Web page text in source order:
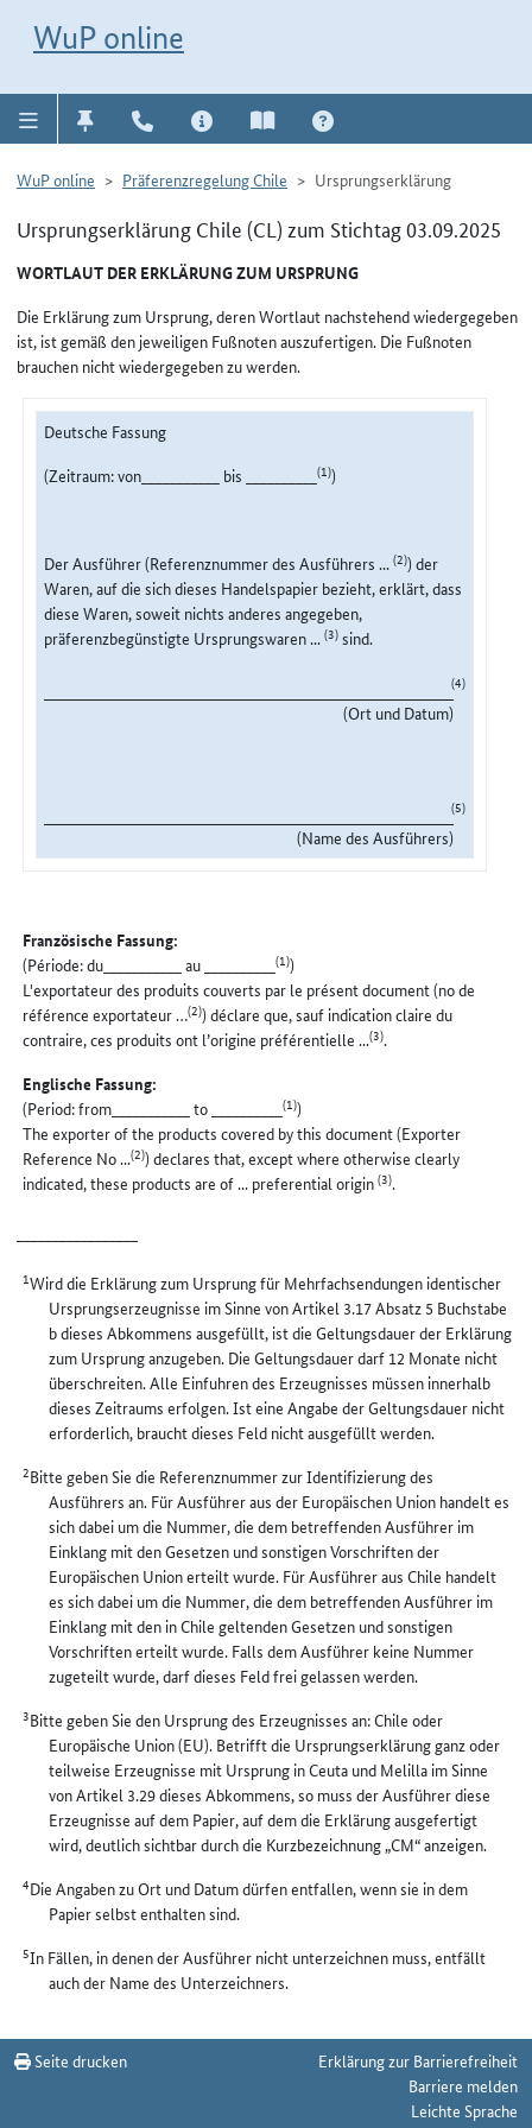
WuP online
WuP online Präferenzregelung Chile Ursprungserklärung
Ursprungserklärung Chile (CL) zum Stichtag 03.09.2025
WORTLAUT DER ERKLÄRUNG ZUM URSPRUNG
Die Erklärung zum Ursprung, deren Wortlaut nachstehend wiedergegeben
ist, ist gemäß den jeweiligen Fußnoten auszufertigen. Die Fußnoten
brauchen nicht wiedergegeben zu werden.
Deutsche Fassung
(Zeitraum: von___________ bis __________ (1))
Der Ausführer (Referenznummer des Ausführers ...(2)) der
Waren, auf die sich dieses Handelspapier bezieht, erklärt, dass
diese Waren, soweit nichts anderes angegeben,
präferenzbegünstigte Ursprungswaren ...(3)sind.
(4)
(Ort und Datum)
(5)
(Name des Ausführers)
Französische Fassung:
(Période: du___________ au __________ (1))
L'exportateur des produits couverts par le présent document (no de
référence exportateur …(2)) déclare que, sauf indication claire du
contraire, ces produits ont l’origine préférentielle ...(3).
Englische Fassung:
(Period: from___________ to __________ (1))
The exporter of the products covered by this document (Exporter
Reference No ...(2)) declares that, except where otherwise clearly
indicated, these products are of ... preferential origin(3).
1Wird die Erklärung zum Ursprung für Mehrfachsendungen identischer
Ursprungserzeugnisse im Sinne von Artikel 3.17 Absatz 5 Buchstabe
b dieses Abkommens ausgefüllt, ist die Geltungsdauer der Erklärung
zum Ursprung anzugeben. Die Geltungsdauer darf 12 Monate nicht
überschreiten. Alle Einfuhren des Erzeugnisses müssen innerhalb
dieses Zeitraums erfolgen. Ist eine Angabe der Geltungsdauer nicht
erforderlich, braucht dieses Feld nicht ausgefüllt werden.
2Bitte geben Sie die Referenznummer zur Identifizierung des
Ausführers an. Für Ausführer aus der Europäischen Union handelt es
sich dabei um die Nummer, die dem betreffenden Ausführer im
Einklang mit den Gesetzen und sonstigen Vorschriften der
Europäischen Union erteilt wurde. Für Ausführer aus Chile handelt
es sich dabei um die Nummer, die dem betreffenden Ausführer im
Einklang mit den in Chile geltenden Gesetzen und sonstigen
Vorschriften erteilt wurde. Falls dem Ausführer keine Nummer
zugeteilt wurde, darf dieses Feld frei gelassen werden.
3Bitte geben Sie den Ursprung des Erzeugnisses an: Chile oder
Europäische Union (EU). Betrifft die Ursprungserklärung ganz oder
teilweise Erzeugnisse mit Ursprung in Ceuta und Melilla im Sinne
von Artikel 3.29 dieses Abkommens, so muss der Ausführer diese
Erzeugnisse auf dem Papier, auf dem die Erklärung ausgefertigt
wird, deutlich sichtbar durch die Kurzbezeichnung „CM“ anzeigen.
4Die Angaben zu Ort und Datum dürfen entfallen, wenn sie in dem
Papier selbst enthalten sind.
5In Fällen, in denen der Ausführer nicht unterzeichnen muss, entfällt
auch der Name des Unterzeichners.
Seite drucken
Erklärung zur Barrierefreiheit
Barriere melden
Leichte Sprache